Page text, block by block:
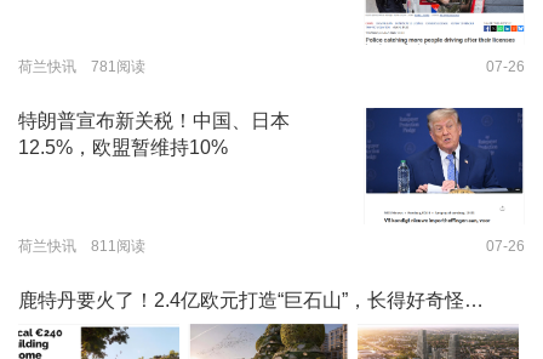
荷兰快讯 781阅读 07-26
特朗普宣布新关税！中国、日本
12.5%，欧盟暂维持10%
荷兰快讯 811阅读 07-26
鹿特丹要火了！2.4亿欧元打造“巨石山”，长得好奇怪…